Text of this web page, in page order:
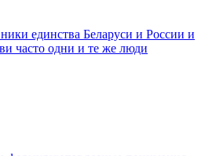
единства Беларуси и России и
часто одни и те же люди